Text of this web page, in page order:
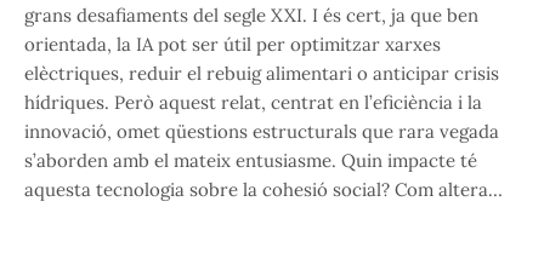
grans desafiaments del segle XXI. I és cert, ja que ben
orientada, la IA pot ser útil per optimitzar xarxes
elèctriques, reduir el rebuig alimentari o anticipar crisis
hídriques. Però aquest relat, centrat en l’eficiència i la
innovació, omet qüestions estructurals que rara vegada
s’aborden amb el mateix entusiasme. Quin impacte té
aquesta tecnologia sobre la cohesió social? Com altera…